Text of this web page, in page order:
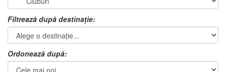
Filtrează după destinație:
Ordonează după:
Despre noi